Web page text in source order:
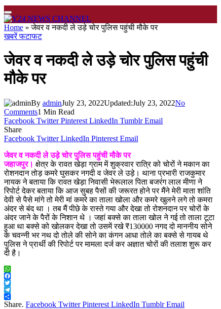
Home »जेवर व नकदी ले उड़े चोर पुलिस पहुंची मौके पर
खबरें फटाफट
जेवर व नकदी ले उड़े चोर पुलिस पहुंची
मौके पर
By adminJuly 23, 2022Updated:July 23, 2022No
Comments1 Min Read
Facebook Twitter Pinterest LinkedIn Tumblr Email
Share
Facebook Twitter LinkedIn Pinterest Email
जेवर व नकदी ले उड़े चोर पुलिस पहुंची मौके पर
जहाजपुर। क्षेत्र के रावत खेड़ा ग्राम में शुक्रवार रात्रि को चोरों ने मकान का
रोशनदान तोड़ कमरे घुसकर नगदी व जेवर ले उड़े। थाना प्रभारी राजकुमार
नायक ने बताया कि रावत खेड़ा निवासी भेरूलाल पिता बजरंग लाल मीणा ने
रिपोर्ट देकर बताया कि आज सुबह पैसों की जरूरत होने पर मैंने मेरी माता शांति
देवी से पैसे मांगे तो मेरी मां कमरे का ताला खोला और कमरे खुलने लगे तो कमरा
अंदर से बंद था । तब मैं पीछे के रास्ते गया और देखा तो रोशनदान पर चोरों के
अंदर जाने के पैरों के निशान थे । जहां बक्से का ताला खोल ने गई तो ताला टूटा
हुआ था बक्से को खोलकर देखा तो उसमें रखे ₹130000 नगद दो माननीय सोने
के चवन्नी भर नथ दो तोले की सोने का कंगन आधा तोले का बक्से से गायब थे
पुलिस ने प्रार्थी की रिपोर्ट पर मामला दर्ज कर अज्ञात चोरों की तलाश शुरू कर
दी है।
WhatsApp
Facebook
Twitter
Telegram
Share
Share. Facebook Twitter Pinterest LinkedIn Tumblr Email